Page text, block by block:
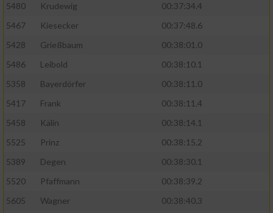
5480
Krudewig
00:37:34.4
5467
Kiesecker
00:37:48.6
5428
Grießbaum
00:38:01.0
5486
Leibold
00:38:10.1
5358
Bayerdörfer
00:38:11.0
5417
Frank
00:38:11.4
5458
Kälin
00:38:14.1
5525
Prinz
00:38:15.2
5389
Degen
00:38:30.1
5520
Pfaffmann
00:38:39.2
5605
Wagner 00:38:40.3